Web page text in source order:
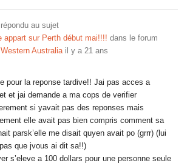
au sujet
appart sur Perth début mai!!!! dans le forum
Australia il y a 21 ans
pour la reponse tardive!! Jai pas acces a
et jai demande a ma cops de verifier
si yavait pas des reponses mais
elle avait pas bien compris comment sa
parsk’elle me disait quyen avait po (grrr) (lui
que jvous ai dit sa!!)
s’eleve a 100 dollars pour une personne seule